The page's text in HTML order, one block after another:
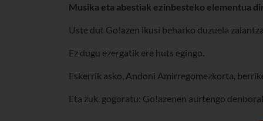
Musika eta abestiak ezinbesteko elementua
Uste dut Go!azen ikusi beharko duzuela
Ez dugu ezergatik ere huts egingo.
Eskerrik asko, Andoni Amirregomezkorta,
Eta zuk, gogoratu: Go!azenen aurtengo